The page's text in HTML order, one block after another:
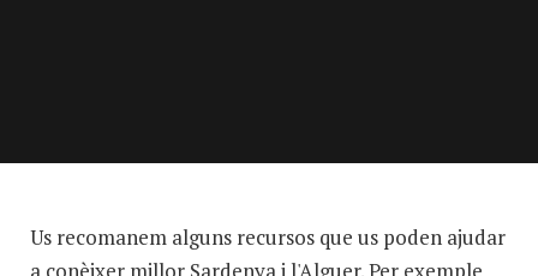
Us recomanem alguns recursos que us poden ajudar